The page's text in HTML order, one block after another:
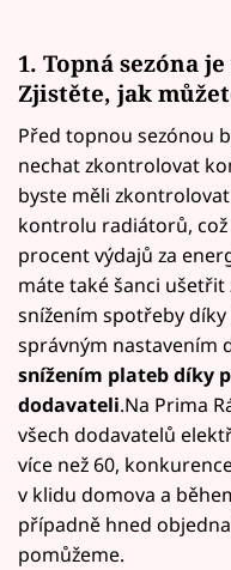
1. Topná sezóna
Zjistěte, jak
Před topnou sezónou
nechat zkontrolovat
byste měli
kontrolu radiátorů,
procent výdajů za
máte také šanci ušetřit
snížením spotřeby díky
správným nastavením
snížením plateb díky
dodavateli.Na Prima
všech dodavatelů
více než 60,
v klidu domova a
případně hned
pomůžeme.